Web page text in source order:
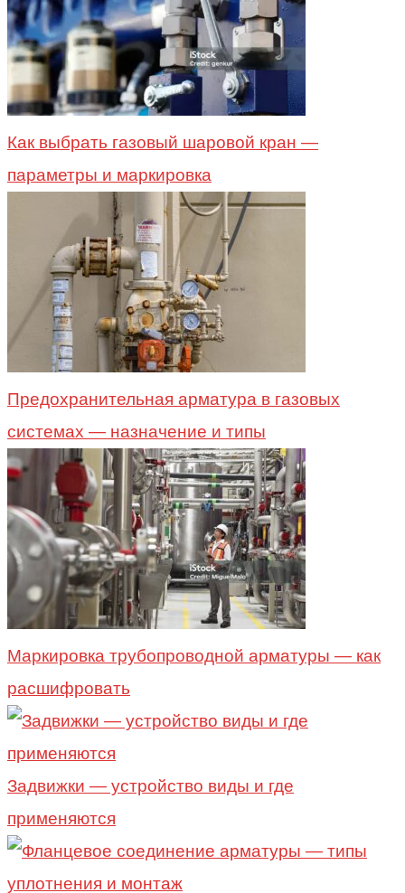
Как выбрать газовый шаровой кран —
параметры и маркировка
Предохранительная арматура в газовых
системах — назначение и типы
Маркировка трубопроводной арматуры — как
расшифровать
Задвижки — устройство виды и где
применяются